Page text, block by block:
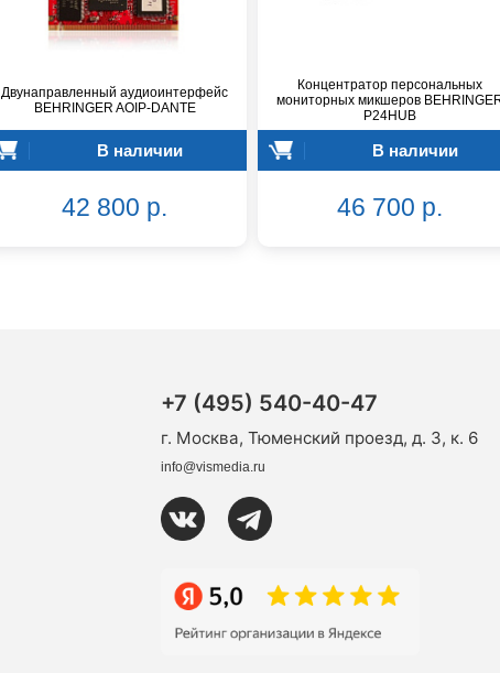
Двунаправленный аудиоинтерфейс
BEHRINGER AOIP-DANTE
В наличии
42 800 р.
Концентратор персональных
мониторных микшеров
P24HUB
В наличии
46 700 р.
+7 (495) 540-40-47
г. Москва, Тюменский проезд, д. 3, к. 6
info@vismedia.ru